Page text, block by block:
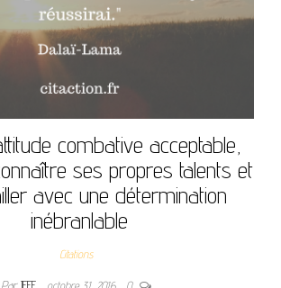
combative acceptable,
ses propres talents et
avec une détermination
inébranlable
Citations